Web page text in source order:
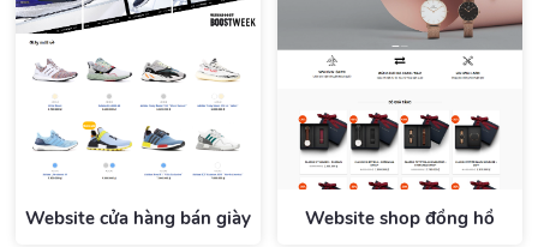
Website cửa hàng bán giày Website shop đồng hồ